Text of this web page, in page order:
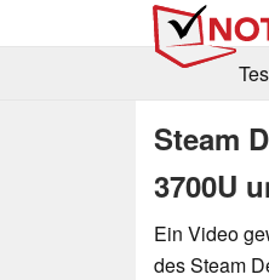
Steam
3700U
Ein Video
des Steam